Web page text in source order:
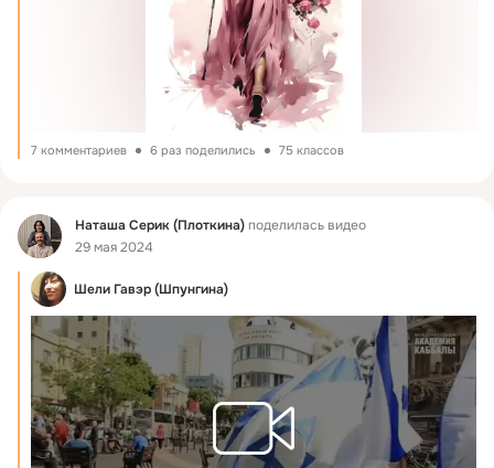
7 комментариев 6 раз поделились 75 классов
Фид Наташа Серик (Плоткина)поделилась видео
29 мая 2024
Шели Гавэр (Шпунгина)